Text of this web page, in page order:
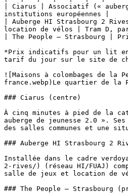
| Ciarus | Associatif («
institutions européennes |
| Auberge HI Strasbourg 2
location de vélos | Tram D,
| The People – Strasbourg |
*Prix indicatifs pour un lit en
tarif du jour sur le site de
![Maisons à colombages de la
france.webp)Le quartier de la
### Ciarus (centre)
À cinq minutes à pied de la
auberge de jeunesse 2.0 ».
des salles communes et une
### Auberge HI Strasbourg 2
Installée dans le cadre
2-rives/) (réseau HI/FUAJ)
salle de jeux et location de
### The People – Strasbourg